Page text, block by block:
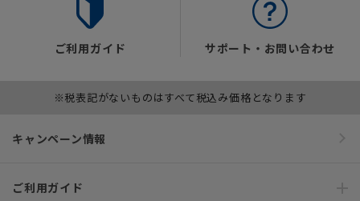
ご利用ガイド サポート・お問い合わせ
※税表記がないものはすべて税込み価格となります
キャンペーン情報
ご利用ガイド